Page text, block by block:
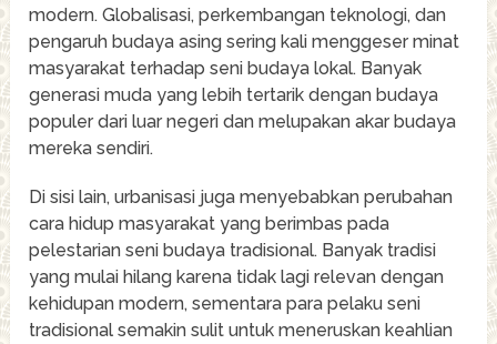
modern. Globalisasi, perkembangan teknologi, dan
pengaruh budaya asing sering kali menggeser minat
masyarakat terhadap seni budaya lokal. Banyak
generasi muda yang lebih tertarik dengan budaya
populer dari luar negeri dan melupakan akar budaya
mereka sendiri.
Di sisi lain, urbanisasi juga menyebabkan perubahan
cara hidup masyarakat yang berimbas pada
pelestarian seni budaya tradisional. Banyak tradisi
yang mulai hilang karena tidak lagi relevan dengan
kehidupan modern, sementara para pelaku seni
tradisional semakin sulit untuk meneruskan keahlian